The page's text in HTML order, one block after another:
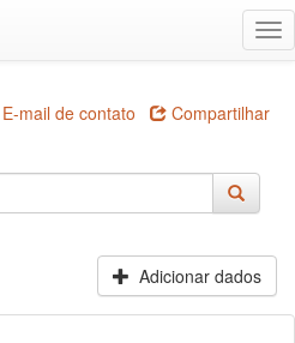
mail de contato Compartilhar
Adicionar dados